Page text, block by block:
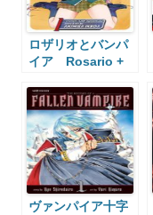
ロザリオとバンパ
イア Rosario +
ヴァンパイア十字